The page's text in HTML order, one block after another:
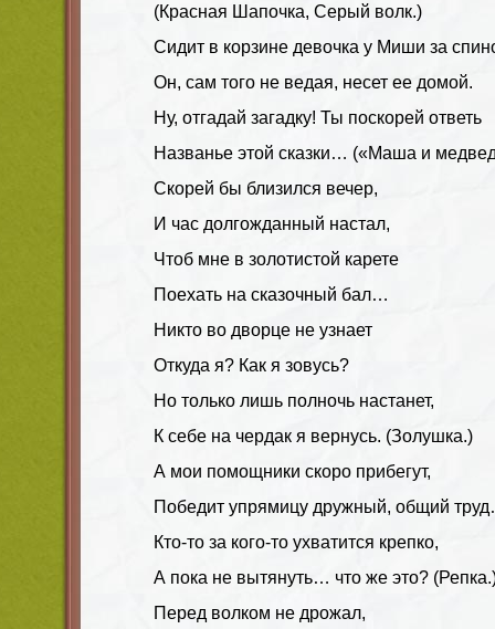
(Красная Шапочка, Серый волк.)
Сидит в корзине девочка у Миши за
Он, сам того не ведая, несет ее домой.
Ну, отгадай загадку! Ты поскорей ответь
Названье этой сказки… («Маша и
Скорей бы близился вечер,
И час долгожданный настал,
Чтоб мне в золотистой карете
Поехать на сказочный бал…
Никто во дворце не узнает
Откуда я? Как я зовусь?
Но только лишь полночь настанет,
К себе на чердак я вернусь. (Золушка.)
А мои помощники скоро прибегут,
Победит упрямицу дружный, общий
Кто-то за кого-то ухватится крепко,
А пока не вытянуть… что же это?
Перед волком не дрожал,